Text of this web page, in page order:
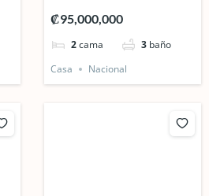
₡95,000,000
2cama 3 baño
Casa
Nacional